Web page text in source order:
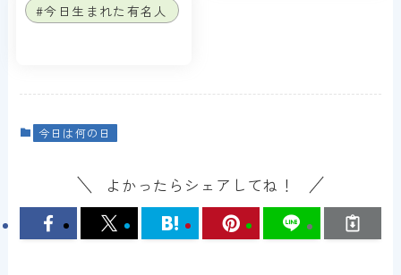
#今日生まれた有名人
今日は何の日
よかったらシェアしてね！